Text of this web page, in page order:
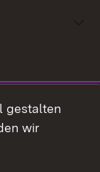
gestalten
wir